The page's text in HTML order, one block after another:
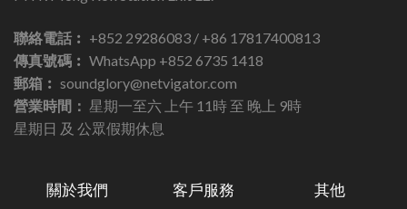
聯絡電話︰ +852 29286083 / +86 17817400813
傳真號碼︰ WhatsApp +852 6735 1418
郵箱︰ soundglory@netvigator.com
營業時間： 星期一至六 上午 11時 至 晚上 9時
星期日 及 公眾假期休息
關於我們 客戶服務 其他